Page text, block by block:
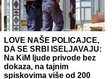
LOVE NAŠE POLICAJCE,
DA SE SRBI ISELJAVAJU:
Na KiM ljude privode bez
dokaza, na tajnim
spiskovima više od 200